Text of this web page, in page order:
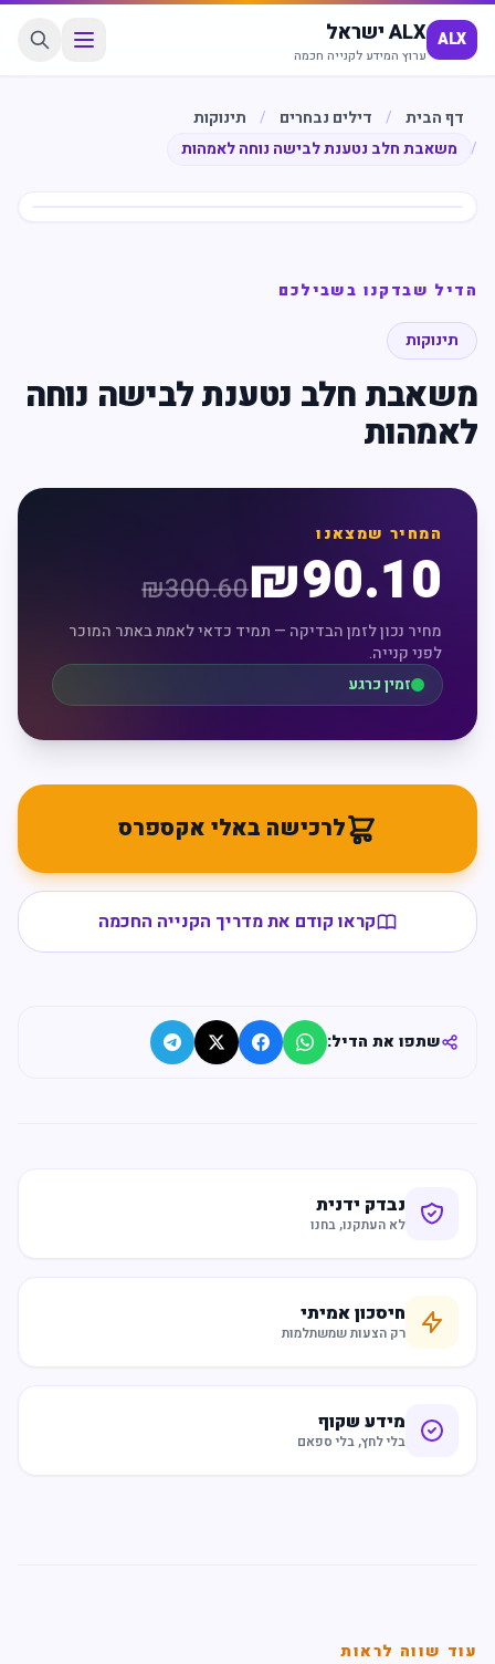
ALX ALX ישראל
ערוץ המידע לקנייה חכמה
דף הבית / דילים נבחרים /
תינוקות
/
משאבת חלב נטענת לבישה נוחה לאמהות
הדיל שבדקנו בשבילכם
תינוקות
משאבת חלב נטענת לבישה נוחה
לאמהות
המחיר שמצאנו
₪90.10
₪300.60
מחיר נכון לזמן הבדיקה — תמיד כדאי לאמת באתר המוכר
לפני קנייה.
זמין כרגע
לרכישה באלי אקספרס
קראו קודם את מדריך הקנייה החכמה
שתפו את הדיל:
נבדק ידנית
לא העתקנו, בחנו
חיסכון אמיתי
רק הצעות שמשתלמות
מידע שקוף
בלי לחץ, בלי ספאם
עוד שווה לראות